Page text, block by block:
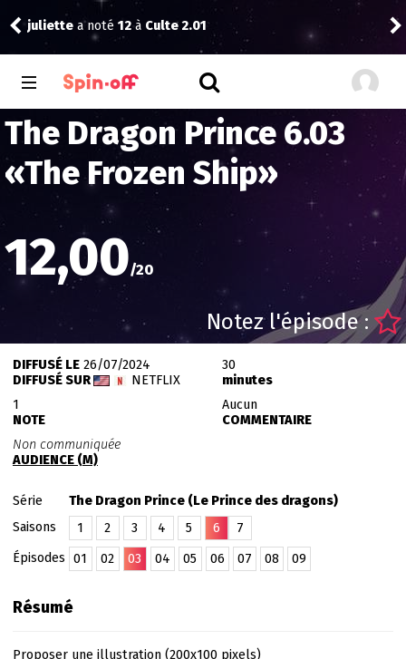
juliette a noté 12à Culte 2.01
The Dragon Prince 6.03
«The Frozen Ship»
12,00/20
Notez l'épisode :
DIFFUSÉ LE26/07/2024
DIFFUSÉ SUR
NETFLIX
30
minutes
1
NOTE
Aucun
COMMENTAIRE
Non communiquée
AUDIENCE (M)
Série
The Dragon Prince (Le Prince des dragons)
Saisons
1 2 3 4 5 6
7
Épisodes
01 02 03 04 05 06 07 08 09
Résumé
Proposer une illustration(200x100 pixels)